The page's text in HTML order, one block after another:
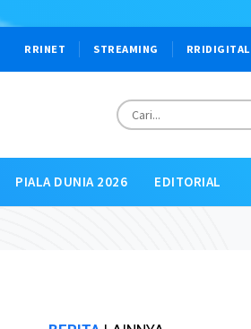
RRINET STREAMING RRIDIGITAL
PIALA DUNIA 2026 EDITORIAL